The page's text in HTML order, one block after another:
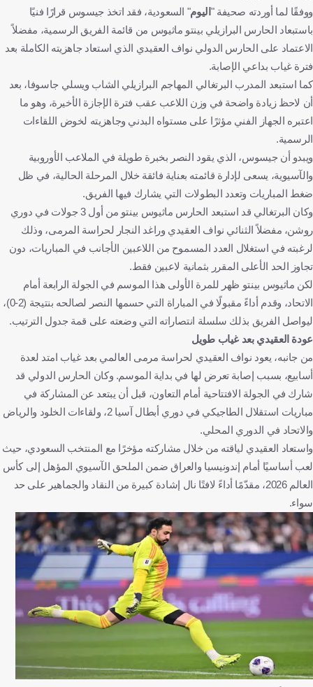
ووفقًا لما أوردته صحيفة " اليوم" السعودية، فقد اتخذ جيسوس قرارًا فنيًا
باستبعاد الحارس البرازيلي بينتو ماثيوس من قائمة الفريق الرسمية، مفضلاً
الاعتماد على الحارس الدولي نواف العقيدي الذي استعاد جاهزيته الكاملة بعد
فترة غياب بداعي الإصابة.
كما استبعد المدرب البرتغالي المهاجم البرازيلي الشاب ويسلي جاسوفا، بعد
أن لاحظ زيادة واضحة في وزن اللاعب عقب فترة الإجازة الأخيرة، وهو ما
اعتبره الجهاز الفني مؤثرًا على مستواه البدني وجاهزيته لخوض اللقاءات
الرسمية.
ويبدو أن جيسوس، الذي يقود النصر بخبرة طويلة في الملاعب الأوروبية
والآسيوية، يسعى لإدارة قائمته بعناية فائقة خلال المرحلة الحالية، في ظل
ضغط المباريات وتعدد البطولات التي يشارك فيها الفريق.
وكان البرتغالي قد استبعد الحارس ماثيوس بينتو من أول 3 جولات في دوري
روشن، مفضلاً الثنائي نواف العقيدي وراغد النجار لحراسة المرمى، وذلك
لرغبته في استغلال العدد المسموح من اللاعبين الأجانب في المباريات، دون
تجاوز الحد الأعلى المقرر بثمانية لاعبين فقط.
لكن ماثيوس بينتو ظهر للمرة الأولى هذا الموسم في الجولة الرابعة أمام
الاتحاد، وقدم أداءً مقبولًا في المباراة التي حسمها النصر لصالحه بنتيجة (2-0)،
ليواصل الفريق بذلك سلسلة انتصاراته التي وضعته على قمة جدول الترتيب.
عودة العقيدي بعد غياب طويل
من جانبه، يعود نواف العقيدي لحراسة مرمى العالمي بعد غياب امتد لعدة
أسابيع، بسبب إصابة تعرض لها في بداية الموسم. وكان الحارس الدولي قد
شارك في الجولة الافتتاحية أمام التعاون، قبل أن يبتعد عن المشاركة في
مباريات استقلال الطاجيكي في دوري أبطال آسيا 2، ولقاءات الخلود والرياض
والاتحاد في الدوري المحلي.
واستعاد العقيدي لياقته من خلال مشاركته مؤخرًا مع المنتخب السعودي، حيث
لعب أساسيًا أمام إندونيسيا والعراق ضمن الملحق الآسيوي المؤهل إلى كأس
العالم 2026، مقدّمًا أداءً لافتًا نال إشادة كبيرة من النقاد والجماهير على حد
سواء.